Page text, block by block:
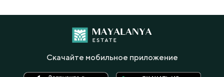
Скачайте мобильное приложение